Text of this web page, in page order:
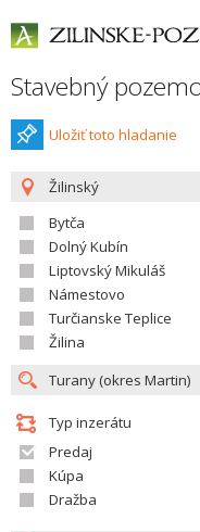
Stavebný
Uložiť toto hladanie
Žilinský
Bytča
Dolný Kubín
Liptovský Mikuláš
Námestovo
Turčianske Teplice
Žilina
Typ inzerátu
Predaj
Kúpa
Dražba